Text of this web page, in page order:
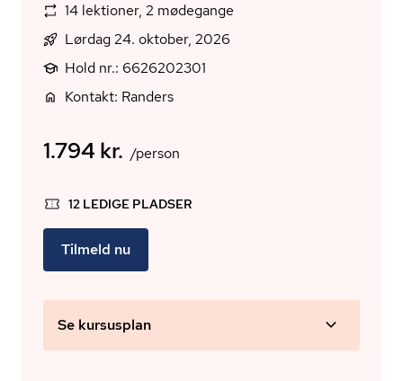
14 lektioner, 2 mødegange
Lørdag 24. oktober, 2026
Hold nr.: 6626202301
Kontakt: Randers
1.794 kr. /person
12 LEDIGE PLADSER
Tilmeld nu
Se kursusplan